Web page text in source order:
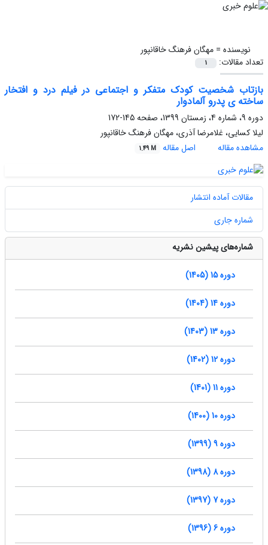
نویسنده =مهگان فرهنگ خاقانپور
تعداد مقالات:
1
بازتاب شخصیت کودک متفکر و اجتماعی در فیلم درد و افتخار
ساخته ی پدرو آلمادوار
دوره 9، شماره 4، زمستان 1399، صفحه
145-172
لیلا کسایی، غلامرضا آذری، مهگان فرهنگ خاقانپور
مشاهده مقاله
اصل مقاله 1.49 M
مقالات آماده انتشار
شماره جاری
شماره‌های پیشین نشریه
دوره 15 (1405)
دوره 14 (1404)
دوره 13 (1403)
دوره 12 (1402)
دوره 11 (1401)
دوره 10 (1400)
دوره 9 (1399)
دوره 8 (1398)
دوره 7 (1397)
دوره 6 (1396)